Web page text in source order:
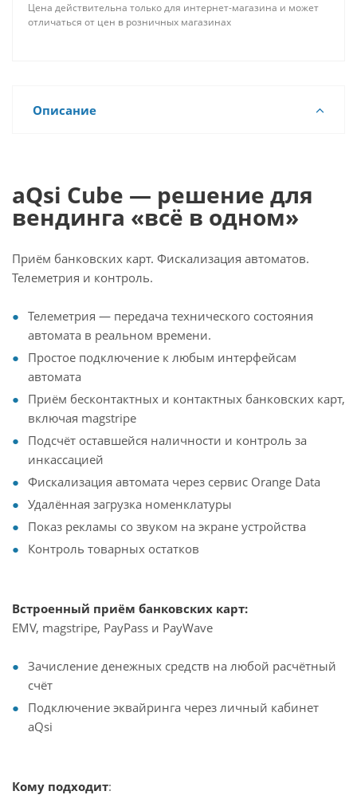
Цена действительна только для интернет-магазина и может
отличаться от цен в розничных магазинах
Описание
aQsi Cube — решение для
вендинга «всё в одном»
Приём банковских карт. Фискализация автоматов.
Телеметрия и контроль.
Телеметрия — передача технического состояния
автомата в реальном времени.
Простое подключение к любым интерфейсам
автомата
Приём бесконтактных и контактных банковских карт,
включая magstripe
Подсчёт оставшейся наличности и контроль за
инкассацией
Фискализация автомата через сервис Orange Data
Удалённая загрузка номенклатуры
Показ рекламы со звуком на экране устройства
Контроль товарных остатков
Встроенный приём банковских карт:
EMV, magstripe, PayPass и PayWave
Зачисление денежных средств на любой расчётный
счёт
Подключение эквайринга через личный кабинет
aQsi
Кому подходит: